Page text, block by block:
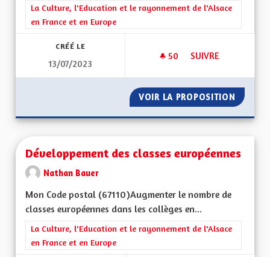
Filtrer les résultats de la catégorie : La Culture, l'Education et
La Culture, l'Education et le rayonnement de l'Alsace
en France et en Europe
CRÉÉ LE
13/07/2023
50 50 ABONNÉS
SUIVRE
VOIR LA PROPOSITION
Développement des classes européennes
Nathan Bauer
Mon Code postal (67110)Augmenter le nombre de
classes européennes dans les collèges en...
Filtrer les résultats de la catégorie : La Culture, l'Education et
La Culture, l'Education et le rayonnement de l'Alsace
en France et en Europe